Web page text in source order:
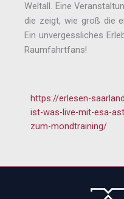
Weltall. Eine
die zeigt, wie groß die
Ein unvergessliches
Raumfahrtfans!
https://erlesen-
ist-was-live-mit-esa-
zum-mondtraining/